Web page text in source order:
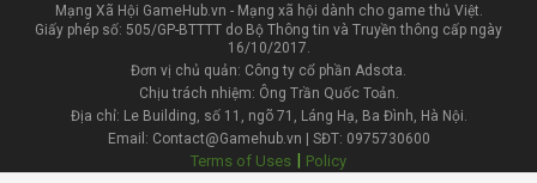
Mạng Xã Hội GameHub.vn - Mạng xã hội dành cho game thủ Việt.
Giấy phép số: 505/GP-BTTTT do Bộ Thông tin và Truyền thông cấp ngày
16/10/2017.
Đơn vị chủ quản: Công ty cổ phần Adsota.
Chịu trách nhiệm: Ông Trần Quốc Toản.
Địa chỉ: Le Building, số 11, ngõ 71, Láng Hạ, Ba Đình, Hà Nội.
Email: Contact@Gamehub.vn | SĐT: 0975730600
Terms of Uses | Policy